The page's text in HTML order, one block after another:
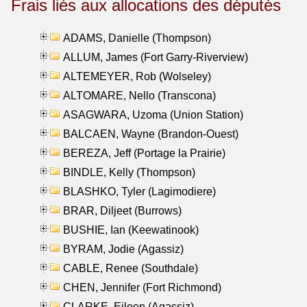
Frais liés aux allocations des députés
ADAMS, Danielle (Thompson)
ALLUM, James (Fort Garry-Riverview)
ALTEMEYER, Rob (Wolseley)
ALTOMARE, Nello (Transcona)
ASAGWARA, Uzoma (Union Station)
BALCAEN, Wayne (Brandon-Ouest)
BEREZA, Jeff (Portage la Prairie)
BINDLE, Kelly (Thompson)
BLASHKO, Tyler (Lagimodiere)
BRAR, Diljeet (Burrows)
BUSHIE, Ian (Keewatinook)
BYRAM, Jodie (Agassiz)
CABLE, Renee (Southdale)
CHEN, Jennifer (Fort Richmond)